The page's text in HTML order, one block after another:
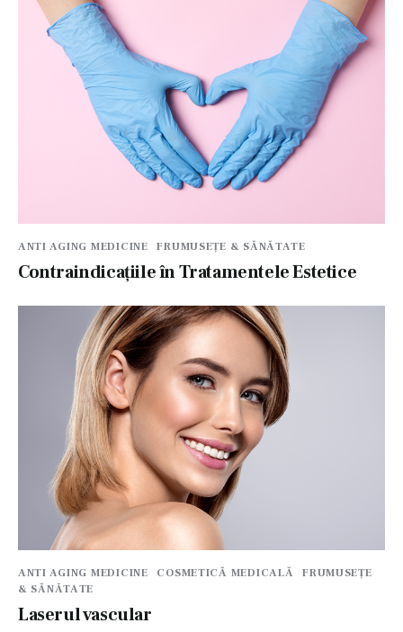
ANTI AGING MEDICINE FRUMUSEȚE & SĂNĂTATE
Contraindicațiile în Tratamentele Estetice
ANTI AGING MEDICINE COSMETICĂ MEDICALĂ
FRUMUSEȚE
& SĂNĂTATE
Laserul vascular